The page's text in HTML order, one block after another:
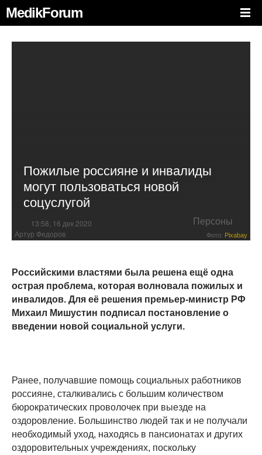
MedikForum
Пожилые россияне и инвалиды
могут пользоваться новой
соцуслугой
13:58, 16 дек 2020 Персоны
Артур Федоров Фото: Pixabay
Российскими властями была решена ещё одна
острая проблема, которая волновала пожилых и
инвалидов. Для её решения премьер-министр РФ
Михаил Мишустин подписал постановление о
введении новой социальной услуги.
Ранее, получавшие помощь социальных работников
россияне, сталкивались с большим количеством
бюрократических проволочек при выезде на
оздоровление. Большинство людей так и не получали
необходимый уход, находясь в пансионатах и других
оздоровительных учреждениях, поскольку